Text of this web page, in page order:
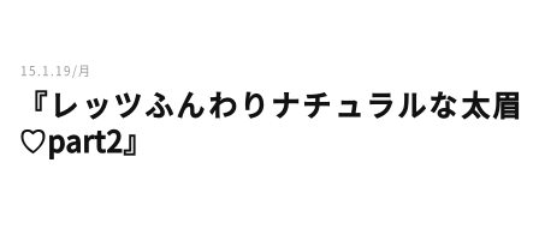
15.1.19/月
『レッツふんわりナチュラルな太眉
♡part2』